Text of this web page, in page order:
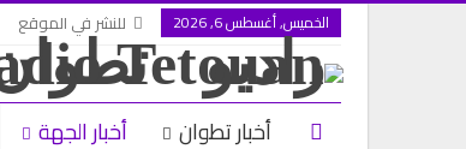
الخميس, أغسطس 6, 2026 للنشر في الموقع
أخبار تطوان أخبار الجهة